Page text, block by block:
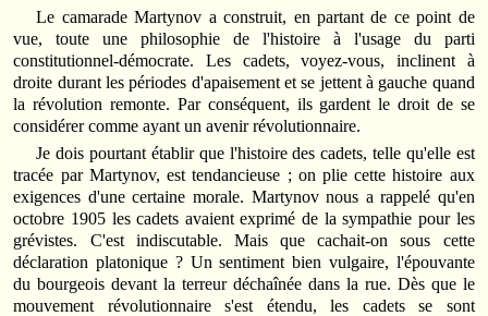
Le camarade Martynov a construit, en partant de ce point de
vue, toute une philosophie de l'histoire à l'usage du parti
constitutionnel‑démocrate. Les cadets, voyez‑vous, inclinent à
droite durant les périodes d'apaisement et se jettent à gauche quand
la révolution remonte. Par conséquent, ils gardent le droit de se
considérer comme ayant un avenir révolutionnaire.
Je dois pourtant établir que l'histoire des cadets, telle qu'elle est
tracée par Martynov, est tendancieuse ; on plie cette histoire aux
exigences d'une certaine morale. Martynov nous a rappelé qu'en
octobre 1905 les cadets avaient exprimé de la sympathie pour les
grévistes. C'est indiscutable. Mais que cachait‑on sous cette
déclaration platonique ? Un sentiment bien vulgaire, l'épouvante
du bourgeois devant la terreur déchaînée dans la rue. Dès que le
mouvement révolutionnaire s'est étendu, les cadets se sont